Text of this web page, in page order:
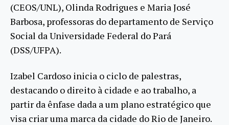
(CEOS/UNL), Olinda Rodrigues e Maria José
Barbosa, professoras do departamento de Serviço
Social da Universidade Federal do Pará
(DSS/UFPA).
Izabel Cardoso inicia o ciclo de palestras,
destacando o direito à cidade e ao trabalho, a
partir da ênfase dada a um plano estratégico que
visa criar uma marca da cidade do Rio de Janeiro.